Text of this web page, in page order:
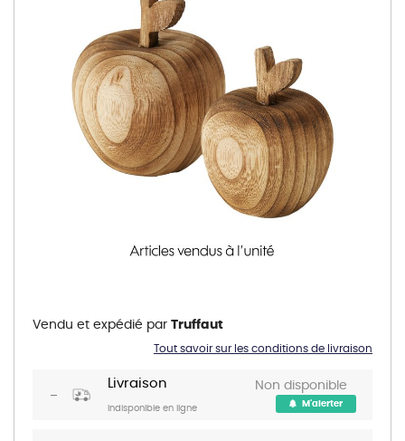
beginning
Livraison
Indisponible en ligne
Non disponible
M'alerter
Tout savoir sur les conditions de livraison
Vendu et expédié par Truffaut